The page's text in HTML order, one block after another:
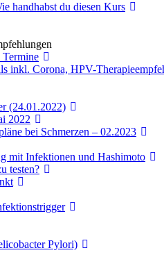
handhabst du diesen Kurs
inkl. Corona, HPV-
(24.01.2022)
2022
bei Schmerzen – 02.2023
mit Infektionen und Hashimoto
testen?
Pylori)